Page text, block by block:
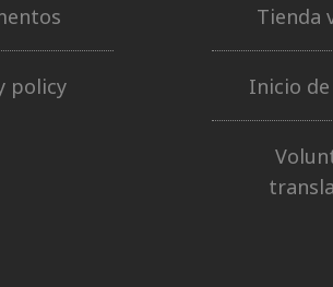
policy
Tienda
Inicio